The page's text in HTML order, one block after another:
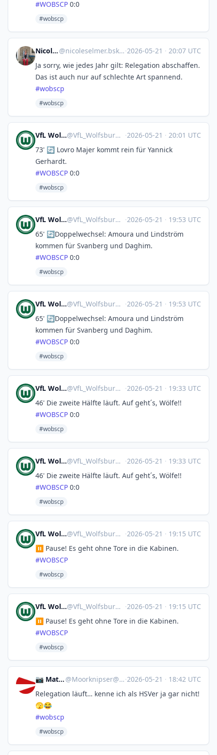
#WOBSCP 0:0
#wobscp
Nicole Selmer @nicoleselmer.bsky.social@bsky.brid.gy ·2026-05-21 · 20:07 UTC
Ja sorry, wie jedes Jahr gilt: Relegation abschaffen.
Das ist auch nur auf schlechte Art spannend.
#wobscp
#wobscp
VfL Wolfsburg 🤖@VfL_Wolfsburg@sportsbots.xyz ·2026-05-21 · 20:01 UTC
73' 🔄 Lovro Majer kommt rein für Yannick
Gerhardt.
#WOBSCP 0:0
#wobscp
VfL Wolfsburg 🤖@VfL_Wolfsburg@sportsbots.xyz ·2026-05-21 · 19:53 UTC
65' 🔄Doppelwechsel: Amoura und Lindström
kommen für Svanberg und Daghim.
#WOBSCP 0:0
#wobscp
VfL Wolfsburg 🤖@VfL_Wolfsburg@sportsbots.xyz ·2026-05-21 · 19:53 UTC
65' 🔄Doppelwechsel: Amoura und Lindström
kommen für Svanberg und Daghim.
#WOBSCP 0:0
#wobscp
VfL Wolfsburg 🤖@VfL_Wolfsburg@sportsbots.xyz ·2026-05-21 · 19:33 UTC
46' Die zweite Hälfte läuft. Auf geht´s, Wölfe!!
#WOBSCP 0:0
#wobscp
VfL Wolfsburg 🤖@VfL_Wolfsburg@sportsbots.xyz ·2026-05-21 · 19:33 UTC
46' Die zweite Hälfte läuft. Auf geht´s, Wölfe!!
#WOBSCP 0:0
#wobscp
VfL Wolfsburg 🤖@VfL_Wolfsburg@sportsbots.xyz ·2026-05-21 · 19:15 UTC
⏸️ Pause! Es geht ohne Tore in die Kabinen.
#WOBSCP
#wobscp
VfL Wolfsburg 🤖@VfL_Wolfsburg@sportsbots.xyz ·2026-05-21 · 19:15 UTC
⏸️ Pause! Es geht ohne Tore in die Kabinen.
#WOBSCP
#wobscp
📷 Matthias ⚓️ @Moorknipser@norden.social ·2026-05-21 · 18:42 UTC
Relegation läuft… kenne ich als HSVer ja gar nicht!
🫣😂
#wobscp
#wobscp